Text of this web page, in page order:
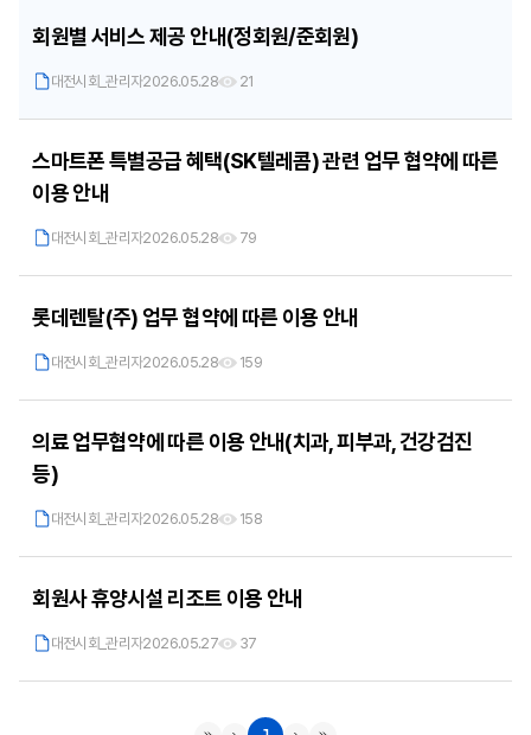
회원별 서비스 제공 안내(정회원/준회원)
대전시회_관리자2026.05.28 21
스마트폰 특별공급 혜택(SK텔레콤) 관련 업무 협약에 따른
이용 안내
대전시회_관리자2026.05.28 79
롯데렌탈(주) 업무 협약에 따른 이용 안내
대전시회_관리자2026.05.28 159
의료 업무협약에 따른 이용 안내(치과, 피부과, 건강검진
등)
대전시회_관리자2026.05.28 158
회원사 휴양시설 리조트 이용 안내
대전시회_관리자2026.05.27 37